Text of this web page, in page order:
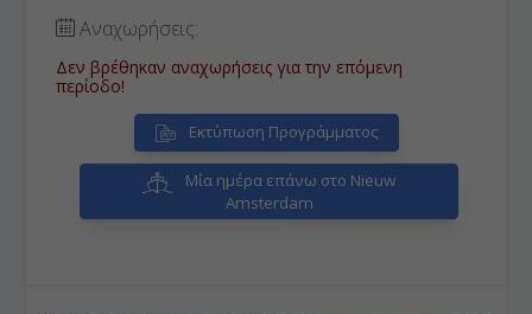
Αναχωρήσεις:
Δεν βρέθηκαν αναχωρήσεις για την επόμενη
περίοδο!
Εκτύπωση Προγράμματος
Μία ημέρα επάνω στο Nieuw
Amsterdam